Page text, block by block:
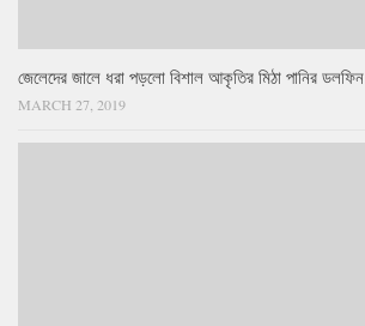
জেলেদের জালে ধরা পড়লো বিশাল আকৃতির মিঠা পানির ডলফিন
MARCH 27, 2019